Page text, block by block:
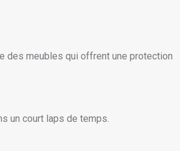
des meubles qui offrent une protection
un court laps de temps.